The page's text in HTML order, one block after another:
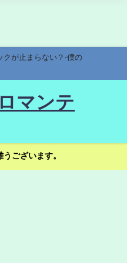
クが止まらない？-僕の
マンテ
ございます。